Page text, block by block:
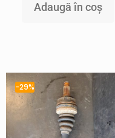
Adaugă în coș
-29%